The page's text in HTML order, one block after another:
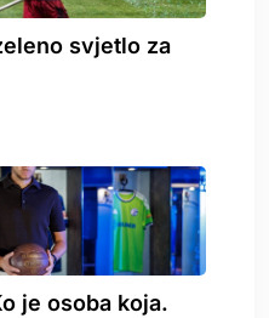
svjetlo za
je osoba koja.